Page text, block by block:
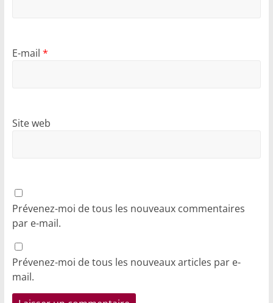
E-mail *
Site web
Prévenez-moi de tous les nouveaux commentaires
par e-mail.
Prévenez-moi de tous les nouveaux articles par e-
mail.